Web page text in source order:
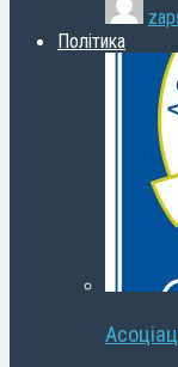
Політика